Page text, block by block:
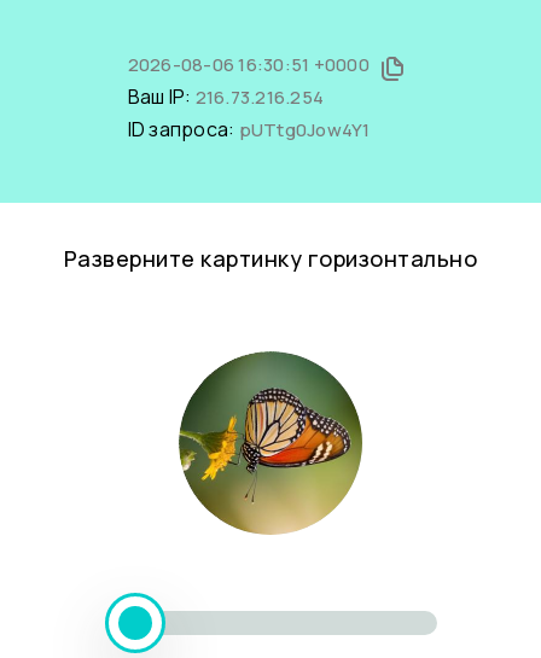
2026-08-06 16:30:51 +0000
Ваш IP: 216.73.216.254
ID запроса: pUTtg0Jow4Y1
Разверните картинку горизонтально